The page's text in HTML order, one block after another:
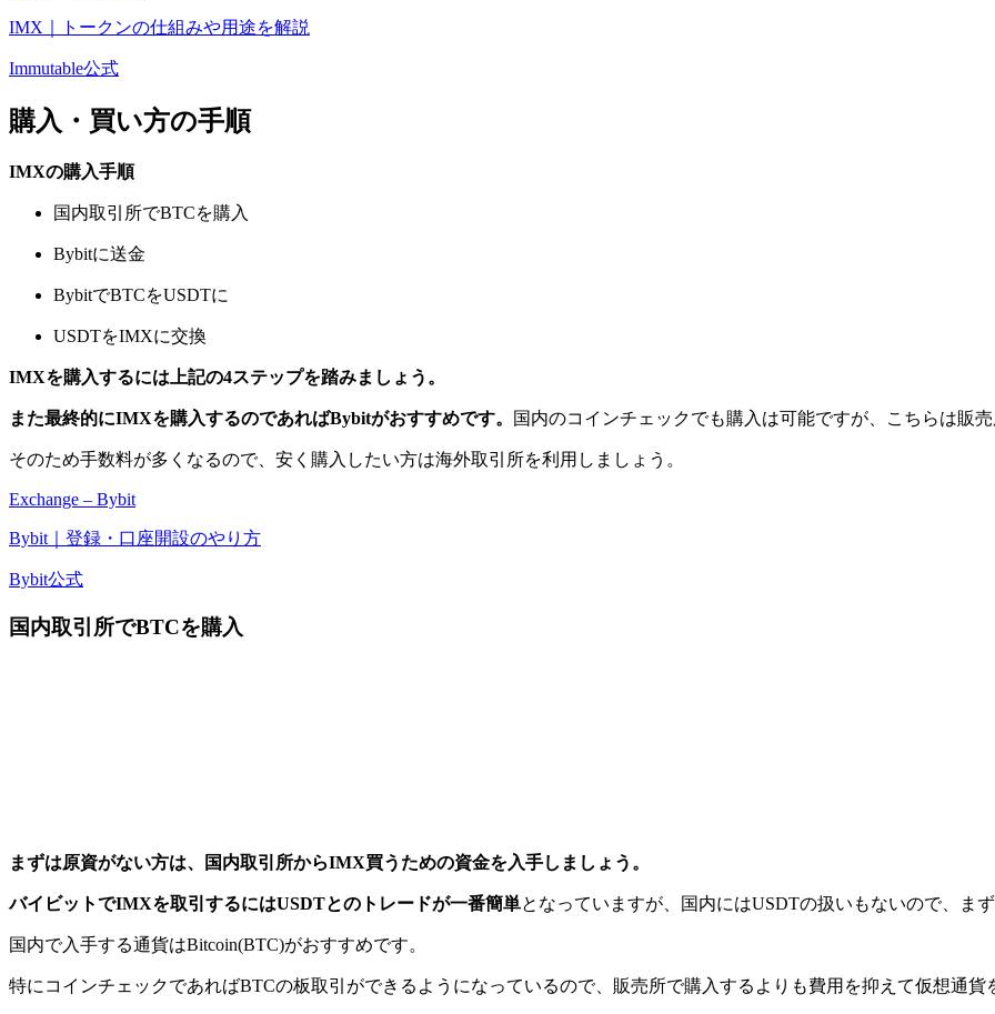
IMX｜トークンの仕組みや用途を解説
Immutable公式
購入・買い方の手順
IMXの購入手順
国内取引所でBTCを購入
Bybitに送金
BybitでBTCをUSDTに
USDTをIMXに交換
IMXを購入するには上記の4ステップを踏みましょう。
また最終的にIMXを購入するのであればBybitがおすすめです。 国内のコインチェックでも購入は可能ですが、こちらは販売
そのため手数料が多くなるので、安く購入したい方は海外取引所を利用しましょう。
Exchange – Bybit
Bybit｜登録・口座開設のやり方
Bybit公式
国内取引所でBTCを購入
まずは原資がない方は、国内取引所からIMX買うための資金を入手しましょう。
バイビットでIMXを取引するにはUSDTとのトレードが一番簡単となっていますが、国内にはUSDTの扱いもないので、ま
国内で入手する通貨はBitcoin(BTC)がおすすめです。
特にコインチェックであればBTCの板取引ができるようになっているので、販売所で購入するよりも費用を抑えて仮想通貨